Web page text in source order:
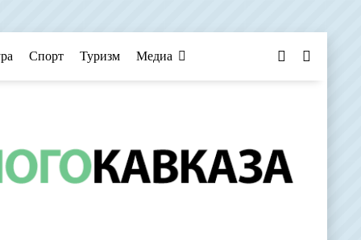
Спорт Туризм Медиа